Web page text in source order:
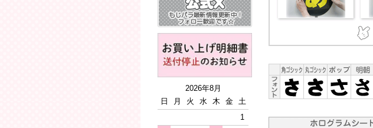
2026年8月
日
月 火 水 木 金
土
1